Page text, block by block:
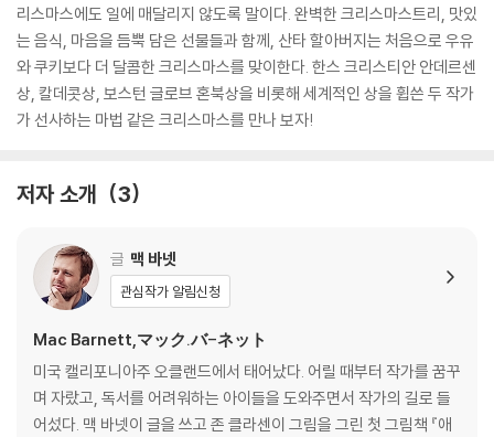
리스마스에도 일에 매달리지 않도록 말이다. 완벽한 크리스마스트리, 맛있
는 음식, 마음을 듬뿍 담은 선물들과 함께, 산타 할아버지는 처음으로 우유
와 쿠키보다 더 달콤한 크리스마스를 맞이한다. 한스 크리스티안 안데르센
상, 칼데콧상, 보스턴 글로브 혼북상을 비롯해 세계적인 상을 휩쓴 두 작가
가 선사하는 마법 같은 크리스마스를 만나 보자!
저자 소개 3
글 맥 바넷
관심작가 알림신청
Mac Barnett,マック.バ-ネット
미국 캘리포니아주 오클랜드에서 태어났다. 어릴 때부터 작가를 꿈꾸
며 자랐고, 독서를 어려워하는 아이들을 도와주면서 작가의 길로 들
어섰다. 맥 바넷이 글을 쓰고 존 클라센이 그림을 그린 첫 그림책 『애